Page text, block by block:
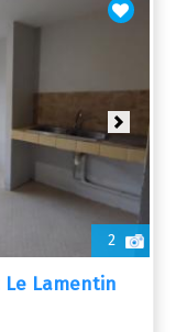
2
Next
Lamentin